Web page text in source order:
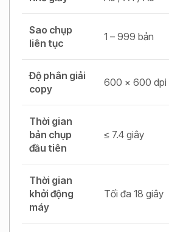
Sao chụp
liên tục
1 – 999 bản
Độ phân giải
copy
600 x 600 dpi
Thời gian
bản chụp
đầu tiên
≤ 7.4 giây
Thời gian
khởi động
máy
Tối đa 18 giây